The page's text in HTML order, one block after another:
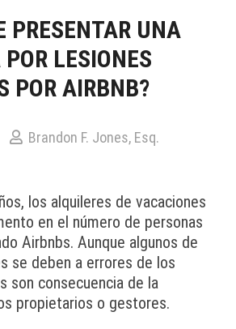
PRESENTAR UNA
LESIONES
POR AIRBNB?
Brandon F. Jones, Esq.
los alquileres de vacaciones
en el número de personas
Airbnbs. Aunque algunos de
se deben a errores de los
son consecuencia de la
propietarios o gestores.